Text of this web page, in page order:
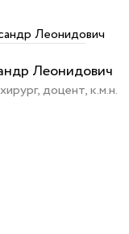
Леонидович
доцент, к.м.н.